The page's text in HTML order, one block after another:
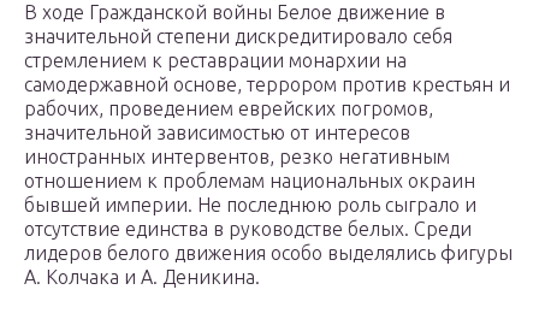
В ходе Гражданской войны Белое движение в
значительной степени дискредитировало себя
стремлением к реставрации монархии на
самодержавной основе, террором против крестьян и
рабочих, проведением еврейских погромов,
значительной зависимостью от интересов
иностранных интервентов, резко негативным
отношением к проблемам национальных окраин
бывшей империи. Не последнюю роль сыграло и
отсутствие единства в руководстве белых. Среди
лидеров белого движения особо выделялись фигуры
А. Колчака и А. Деникина.